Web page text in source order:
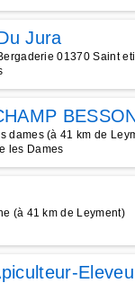
Jura
01370 Saint
dames (à 41 km de
les Dames
(à 41 km de Leyment)